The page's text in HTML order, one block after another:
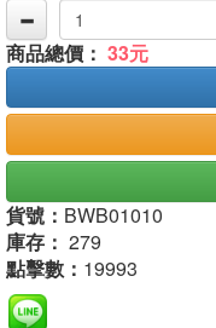
商品總價： 33元
貨號： BWB01010
庫存： 279
點擊數： 19993